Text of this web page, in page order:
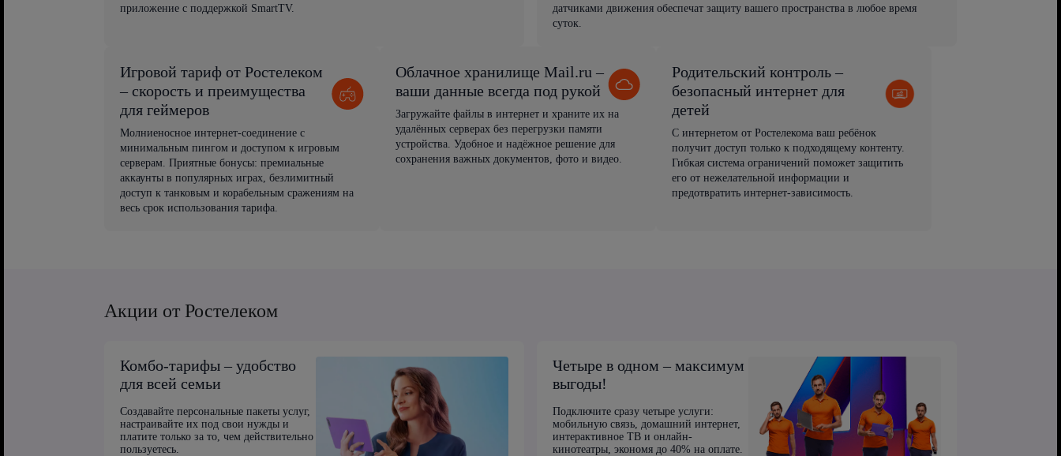
приложение с поддержкой SmartTV.
датчиками движения обеспечат защиту вашего пространства в любое время
суток.
Игровой тариф от Ростелеком
– скорость и преимущества
для геймеров
Молниеносное интернет-соединение с
минимальным пингом и доступом к игровым
серверам. Приятные бонусы: премиальные
аккаунты в популярных играх, безлимитный
доступ к танковым и корабельным сражениям на
весь срок использования тарифа.
Облачное хранилище Mail.ru –
ваши данные всегда под рукой
Загружайте файлы в интернет и храните их на
удалённых серверах без перегрузки памяти
устройства. Удобное и надёжное решение для
сохранения важных документов, фото и видео.
Родительский контроль –
безопасный интернет для
детей
С интернетом от Ростелекома ваш ребёнок
получит доступ только к подходящему контенту.
Гибкая система ограничений поможет защитить
его от нежелательной информации и
предотвратить интернет-зависимость.
Акции от Ростелеком
Комбо-тарифы – удобство
для всей семьи
Создавайте персональные пакеты услуг,
настраивайте их под свои нужды и
платите только за то, чем действительно
пользуетесь.
Четыре в одном – максимум
выгоды!
Подключите сразу четыре услуги:
мобильную связь, домашний интернет,
интерактивное ТВ и онлайн-
кинотеатры, экономя до 40% на оплате.